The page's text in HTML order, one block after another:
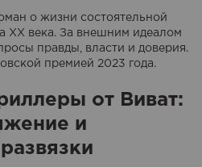
о жизни состоятельной
XX века. За внешним идеалом
правды, власти и доверия.
премией 2023 года.
от Виват:
и